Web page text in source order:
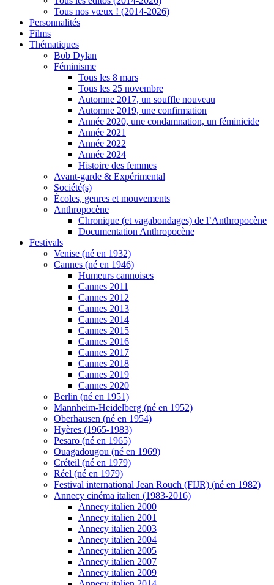
Tous nos vœux ! (2014-2026)
Personnalités
Films
Thématiques
Bob Dylan
Féminisme
Tous les 8 mars
Tous les 25 novembre
Automne 2017, un souffle nouveau
Automne 2019, une confirmation
Année 2020, une condamnation, un féminicide
Année 2021
Année 2022
Année 2024
Histoire des femmes
Avant-garde & Expérimental
Société(s)
Écoles, genres et mouvements
Anthropocène
Chronique (et vagabondages) de l’Anthropocène
Documentation Anthropocène
Festivals
Venise (né en 1932)
Cannes (né en 1946)
Humeurs cannoises
Cannes 2011
Cannes 2012
Cannes 2013
Cannes 2014
Cannes 2015
Cannes 2016
Cannes 2017
Cannes 2018
Cannes 2019
Cannes 2020
Berlin (né en 1951)
Mannheim-Heidelberg (né en 1952)
Oberhausen (né en 1954)
Hyères (1965-1983)
Pesaro (né en 1965)
Ouagadougou (né en 1969)
Créteil (né en 1979)
Réel (né en 1979)
Festival international Jean Rouch (FIJR) (né en 1982)
Annecy cinéma italien (1983-2016)
Annecy italien 2000
Annecy italien 2001
Annecy italien 2003
Annecy italien 2004
Annecy italien 2005
Annecy italien 2007
Annecy italien 2009